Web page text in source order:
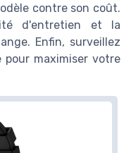
contre son coût.
d'entretien et la
Enfin, surveillez
maximiser votre